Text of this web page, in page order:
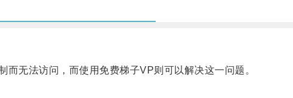
无法访问，而使用免费梯子VP则可以解决这一问题。